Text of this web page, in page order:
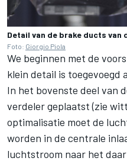
Detail van de brake ducts van
Foto: Giorgio Piola
We beginnen met de
klein detail is toegevoegd
In het bovenste deel van
verdeler geplaatst (zie
optimalisatie moet de
worden in de centrale
luchtstroom naar het